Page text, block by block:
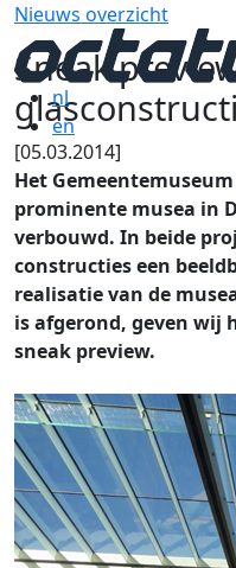
nl
en
Nieuws overzicht
Sneak
[05.03.2014]
Het
prominente musea in
verbouwd. In beide
constructies een
realisatie van de
is afgerond, geven wij
sneak preview.